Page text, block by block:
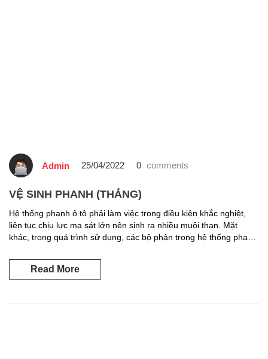
Admin 25/04/2022 0 comments
VỆ SINH PHANH (THẮNG)
Hệ thống phanh ô tô phải làm việc trong điều kiện khắc nghiệt,
liên tục chịu lực ma sát lớn nên sinh ra nhiều muội than. Mặt
khác, trong quá trình sử dụng, các bộ phận trong hệ thống phanh
nhiễm khác. Vì […]
Read More